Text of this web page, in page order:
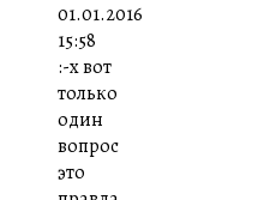
01.01.2016
15:58
:-x вот
только
один
вопрос
это